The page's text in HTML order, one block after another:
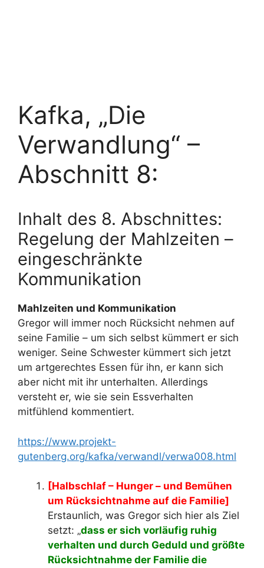
Kafka, „Die
Verwandlung“ –
Abschnitt 8:
Inhalt des 8. Abschnittes:
Regelung der Mahlzeiten –
eingeschränkte
Kommunikation
Mahlzeiten und Kommunikation
Gregor will immer noch Rücksicht nehmen auf
seine Familie – um sich selbst kümmert er sich
weniger. Seine Schwester kümmert sich jetzt
um artgerechtes Essen für ihn, er kann sich
aber nicht mit ihr unterhalten. Allerdings
versteht er, wie sie sein Essverhalten
mitfühlend kommentiert.
https://www.projekt-
gutenberg.org/kafka/verwandl/verwa008.html
[Halbschlaf – Hunger – und Bemühen
um Rücksichtnahme auf die Familie]
Erstaunlich, was Gregor sich hier als Ziel
setzt: „dass er sich vorläufig ruhig
verhalten und durch Geduld und größte
Rücksichtnahme der Familie die